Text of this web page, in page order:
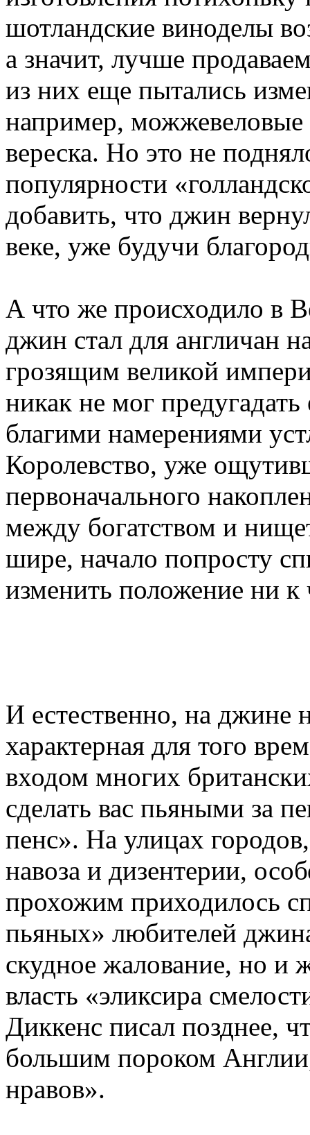
шотландские виноделы
а значит, лучше
из них еще пытались
например, можжевеловые
вереска. Но это не
популярности
добавить, что джин
веке, уже будучи
А что же происходило в
джин стал для англичан
грозящим великой
никак не мог предугадать
благими намерениями
Королевство, уже
первоначального
между богатством и
шире, начало попросту
изменить положение ни
И естественно, на джине
характерная для того
входом многих
сделать вас пьяными за
пенс». На улицах
навоза и дизентерии,
прохожим приходилось
пьяных» любителей
скудное жалование, но и
власть «эликсира
Диккенс писал позднее,
большим пороком
нравов».